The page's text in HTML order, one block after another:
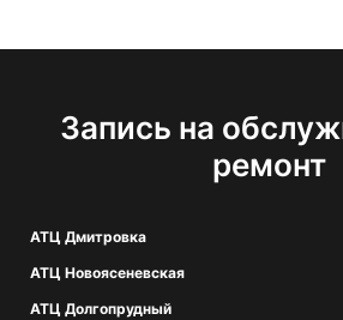
Запись на
ремонт
АТЦ Дмитровка
АТЦ Новоясеневская
АТЦ Долгопрудный